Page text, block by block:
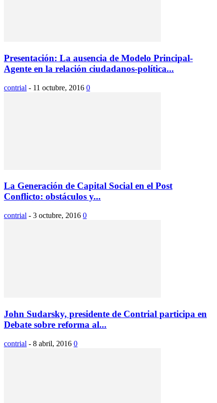
Presentación: La ausencia de Modelo Principal-
Agente en la relación ciudadanos-política...
contrial - 11 octubre, 2016 0
La Generación de Capital Social en el Post
Conflicto: obstáculos y...
contrial - 3 octubre, 2016 0
John Sudarsky, presidente de Contrial participa en
Debate sobre reforma al...
contrial - 8 abril, 2016 0